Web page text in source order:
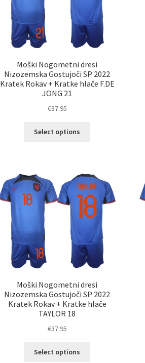
strani
izdelka
Moški Nogometni dresi
Nizozemska Gostujoči SP 2022
Kratek Rokav + Kratke hlače F.DE
JONG 21
€37.95
Select options
Možnosti
lahko
izberete
na
strani
izdelka
Moški Nogometni dresi
Nizozemska Gostujoči SP 2022
Kratek Rokav + Kratke hlače
TAYLOR 18
€37.95
Select options